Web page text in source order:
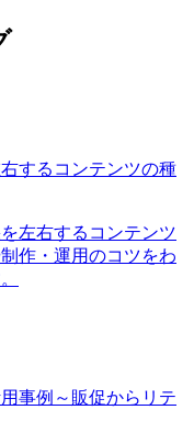
するコンテンツの種
左右するコンテンツ
作・運用のコツをわ
事例～販促からリテ